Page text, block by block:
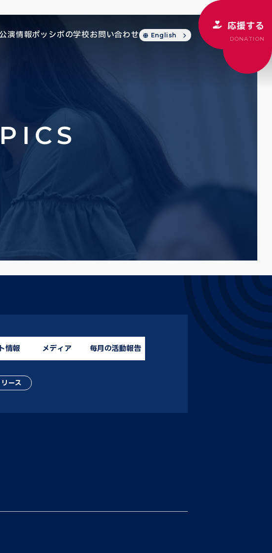
演情報ポッシボの学校お問い合わせ English
応援する
DONATION
情報 メディア 毎月の活動報告
ース